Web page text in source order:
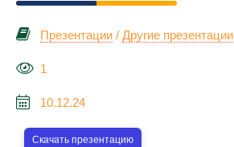
Презентации / Другие презентации
1
10.12.24
Скачать презентацию